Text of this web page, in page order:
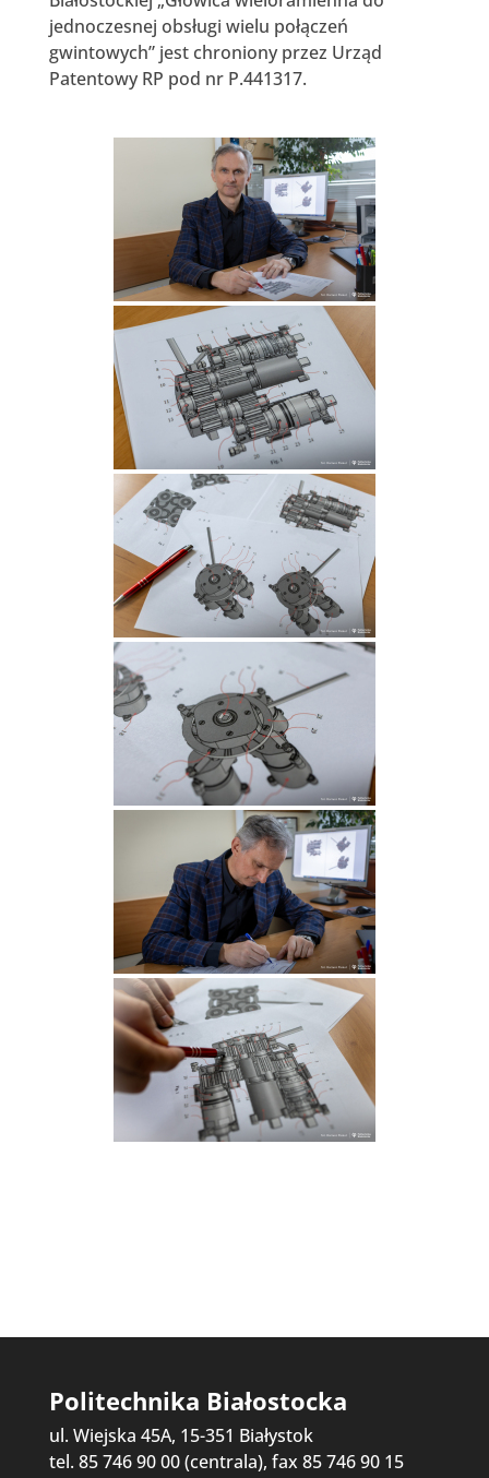
jednoczesnej obsługi wielu połączeń
gwintowych” jest chroniony przez Urząd
Patentowy RP pod nr P.441317.
Politechnika Białostocka
ul. Wiejska 45A, 15-351 Białystok
tel. 85 746 90 00 (centrala), fax 85 746 90 15